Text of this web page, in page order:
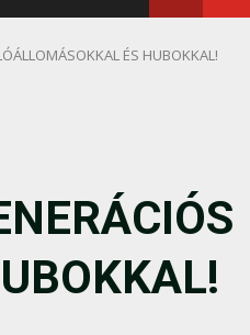
ÉS HUBOKKAL!